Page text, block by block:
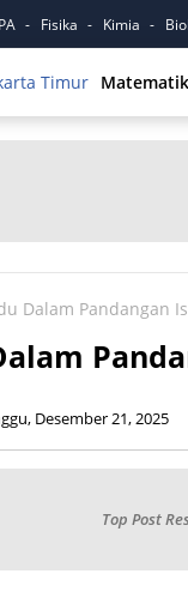
Fisika Kimia
Dalam Pandangan
Desember 21, 2025
Top Post